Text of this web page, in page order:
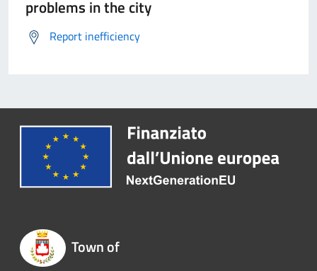
problems in the city
Report inefficiency
Town of